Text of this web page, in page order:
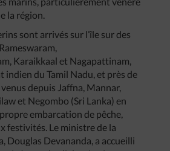
la région.
sont arrivés sur l’île sur des
Karaikkaal et Nagapattinam,
indien du Tamil Nadu, et près de
depuis Jaffna, Mannar,
et Negombo (Sri Lanka) en
embarcation de pêche,
festivités. Le ministre de la
Douglas Devananda, a accueilli